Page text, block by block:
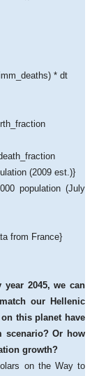
* dt
(2009 est.)}
population (July
from France}
2045, we can
our Hellenic
this planet have
scenario? Or how
growth?
on the Way to